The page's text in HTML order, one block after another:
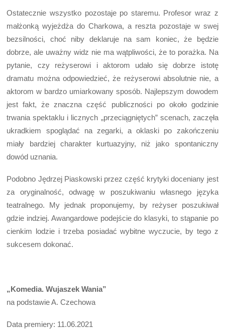
Ostatecznie wszystko pozostaje po staremu. Profesor wraz z
małżonką wyjeżdża do Charkowa, a reszta pozostaje w swej
bezsilności, choć niby deklaruje na sam koniec, że będzie
dobrze, ale uważny widz nie ma wątpliwości, że to porażka. Na
pytanie, czy reżyserowi i aktorom udało się dobrze istotę
dramatu można odpowiedzieć, że reżyserowi absolutnie nie, a
aktorom w bardzo umiarkowany sposób. Najlepszym dowodem
jest fakt, że znaczna część publiczności po około godzinie
trwania spektaklu i licznych „przeciągniętych” scenach, zaczęła
ukradkiem spoglądać na zegarki, a oklaski po zakończeniu
miały bardziej charakter kurtuazyjny, niż jako spontaniczny
dowód uznania.
Podobno Jędrzej Piaskowski przez część krytyki doceniany jest
za oryginalność, odwagę w poszukiwaniu własnego języka
teatralnego. My jednak proponujemy, by reżyser poszukiwał
gdzie indziej. Awangardowe podejście do klasyki, to stąpanie po
cienkim lodzie i trzeba posiadać wybitne wyczucie, by tego z
sukcesem dokonać.
„Komedia. Wujaszek Wania”
na podstawie A. Czechowa
Data premiery: 11.06.2021